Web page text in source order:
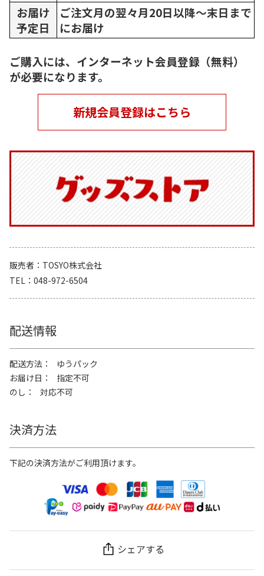
お届け
予定日
ご注文月の翌々月20日以降～末日まで
にお届け
ご購入には、インターネット会員登録（無料）
が必要になります。
新規会員登録はこちら
販売者
TOSYO株式会社
TEL
048-972-6504
配送情報
配送方法
ゆうパック
お届け日
指定不可
のし
対応不可
決済方法
下記の決済方法がご利用頂けます。
シェアする